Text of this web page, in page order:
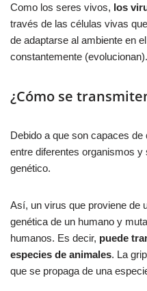
Como los seres vivos, los
través de las células vivas
de adaptarse al ambiente en
constantemente (evolucionan).
¿Cómo se
Debido a que son capaces
entre diferentes organismos y
genético.
Así, un virus que proviene de
genética de un humano y
humanos. Es decir, puede
especies de animales. La
que se propaga de una